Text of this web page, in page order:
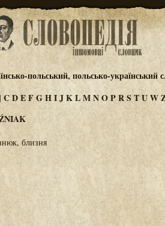
польський, польсько-
CDEFGHIJKLMNOPRS TUW
близня